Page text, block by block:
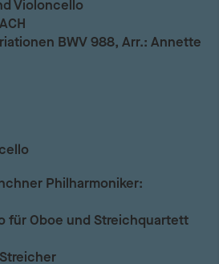
Violoncello
BWV 988, Arr.: Annette
Philharmoniker:
für Oboe und Streichquartett